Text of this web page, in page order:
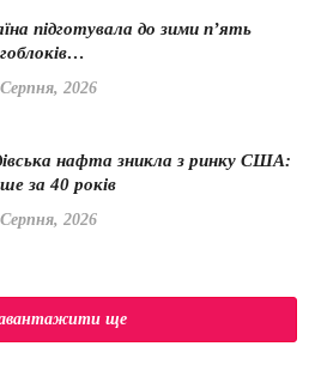
підготувала до зими п’ять
2026
нафта зникла з ринку США:
за 40 років
2026
ще